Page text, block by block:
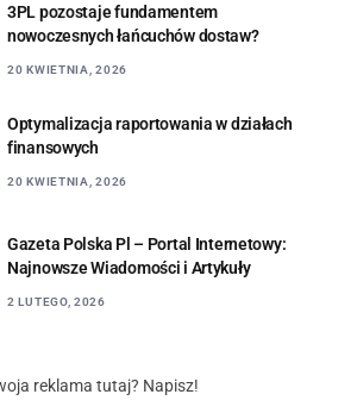
3PL pozostaje fundamentem
nowoczesnych łańcuchów dostaw?
20 KWIETNIA, 2026
Optymalizacja raportowania w działach
finansowych
20 KWIETNIA, 2026
Gazeta Polska Pl – Portal Internetowy:
Najnowsze Wiadomości i Artykuły
2 LUTEGO, 2026
reklama tutaj? Napisz!